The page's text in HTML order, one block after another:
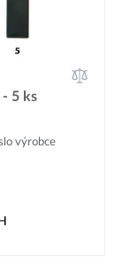
- 5 ks
výrobce